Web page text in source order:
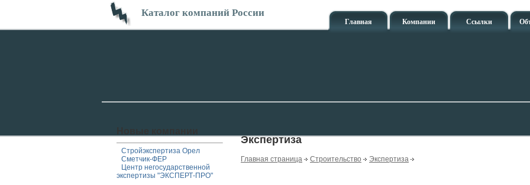
Каталог компаний России
Главная Компании Ссылки
Стройэкспертиза Орел
Сметчик-ФЕР
Центр негосударственной
экспертизы "ЭКСПЕРТ-ПРО"
Экспертиза
Главная страница Строительство Экспертиза